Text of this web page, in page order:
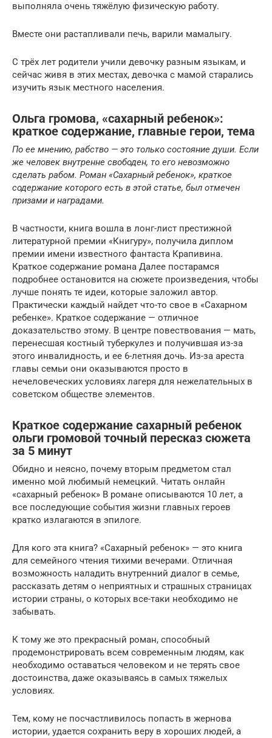
выполняла очень тяжёлую физическую работу.
Вместе они растапливали печь, варили мамалыгу.
С трёх лет родители учили девочку разным языкам, и
сейчас живя в этих местах, девочка с мамой старались
изучить язык местного населения.
Ольга громова, «сахарный ребенок»:
краткое содержание, главные герои, тема
По ее мнению, рабство — это только состояние души. Если
же человек внутренне свободен, то его невозможно
сделать рабом. Роман «Сахарный ребенок», краткое
содержание которого есть в этой статье, был отмечен
призами и наградами.
В частности, книга вошла в лонг-лист престижной
литературной премии «Книгуру», получила диплом
премии имени известного фантаста Крапивина.
Краткое содержание романа Далее постарамся
подробнее остановится на сюжете произведения, чтобы
лучше понять те идеи, которые заложил автор.
Практически каждый найдет что-то свое в «Сахарном
ребенке». Краткое содержание — отличное
доказательство этому. В центре повествования — мать,
перенесшая костный туберкулез и получившая из-за
этого инвалидность, и ее 6-летняя дочь. Из-за ареста
главы семьи они оказываются просто в
нечеловеческих условиях лагеря для нежелательных в
советском обществе элементов.
Краткое содержание сахарный ребенок
ольги громовой точный пересказ сюжета
за 5 минут
Обидно и неясно, почему вторым предметом стал
именно мой любимый немецкий. Читать онлайн
«сахарный ребенок» В романе описываются 10 лет, а
все последующие события жизни главных героев
кратко излагаются в эпилоге.
Для кого эта книга? «Сахарный ребенок» — это книга
для семейного чтения тихими вечерами. Отличная
возможность наладить внутренний диалог в семье,
рассказать детям о неприятных и страшных страницах
истории страны, о которых все-таки необходимо не
забывать.
К тому же это прекрасный роман, способный
продемонстрировать всем современным людям, как
необходимо оставаться человеком и не терять свое
достоинства, даже оказываясь в самых тяжелых
условиях.
Тем, кому не посчастливилось попасть в жернова
истории, удается сохранить веру в хороших людей, а